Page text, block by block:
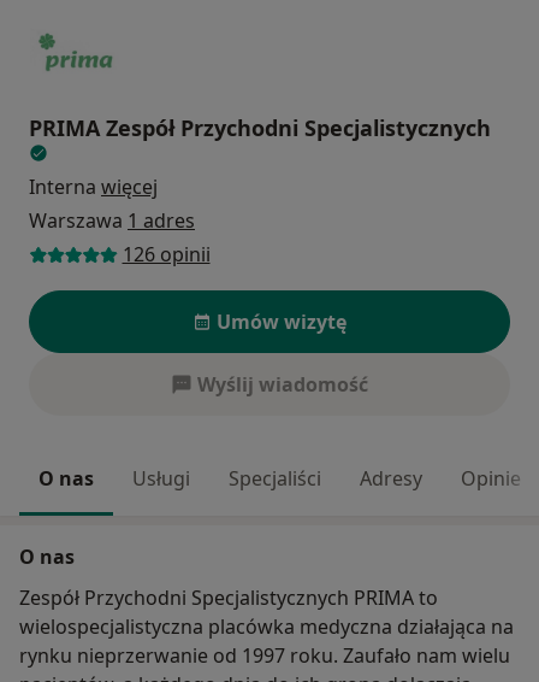
PRIMA Zespół Przychodni Specjalistycznych
Interna więcej
Warszawa 1 adres
126 opinii
Umów wizytę
Wyślij wiadomość
O nas Usługi Specjaliści Adresy Opinie
O nas
Zespół Przychodni Specjalistycznych PRIMA to
wielospecjalistyczna placówka medyczna działająca na
rynku nieprzerwanie od 1997 roku. Zaufało nam wielu